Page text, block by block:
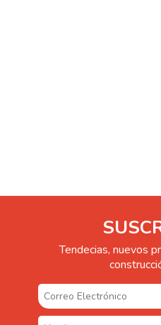
Tendecias, nuevos